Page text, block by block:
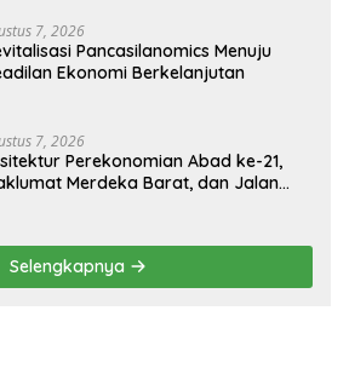
7, 2026
Pancasilanomics Menuju
Ekonomi Berkelanjutan
7, 2026
Perekonomian Abad ke-21,
Merdeka Barat, dan Jalan
Selengkapnya